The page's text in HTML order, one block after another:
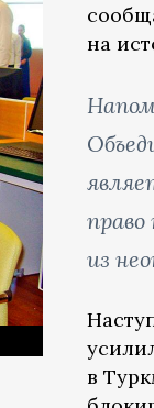
на
из
в